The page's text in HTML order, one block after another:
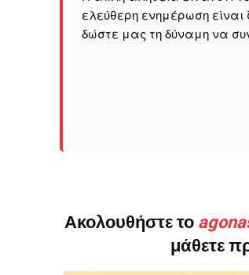
ελεύθερη ενημέρωση είναι
δώστε μας τη δύναμη να
Ακολουθήστε το
μάθετε